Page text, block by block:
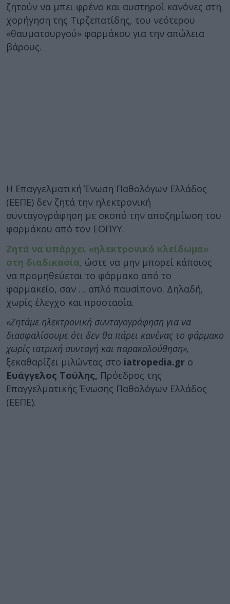
ζητούν να μπει φρένο και αυστηροί κανόνες στη
χορήγηση της Τιρζεπατίδης, του νεότερου
«θαυματουργού» φαρμάκου για την απώλεια
βάρους.
Η Επαγγελματική Ένωση Παθολόγων Ελλάδος
(ΕΕΠΕ) δεν ζητά την ηλεκτρονική
συνταγογράφηση με σκοπό την αποζημίωση του
φαρμάκου από τον ΕΟΠΥΥ.
Ζητά να υπάρχει «ηλεκτρονικό κλείδωμα»
στη διαδικασία, ώστε να μην μπορεί κάποιος
να προμηθεύεται το φάρμακο από το
φαρμακείο, σαν … απλό παυσίπονο. Δηλαδή,
χωρίς έλεγχο και προστασία.
«Ζητάμε ηλεκτρονική συνταγογράφηση για να
διασφαλίσουμε ότι δεν θα πάρει κανένας το φάρμακο
χωρίς ιατρική συνταγή και παρακολούθηση»,
ξεκαθαρίζει μιλώντας στο iatropedia.gr ο
Ευάγγελος Τούλης, Πρόεδρος της
Επαγγελματικής Ένωσης Παθολόγων Ελλάδος
(ΕΕΠΕ).